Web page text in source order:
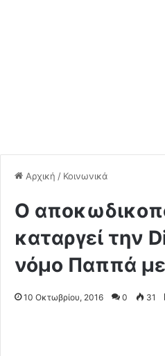
Αρχική / Κοινωνικά
Ο
καταργεί την
νόμο Παππά
10 Οκτωβρίου, 2016 0 31